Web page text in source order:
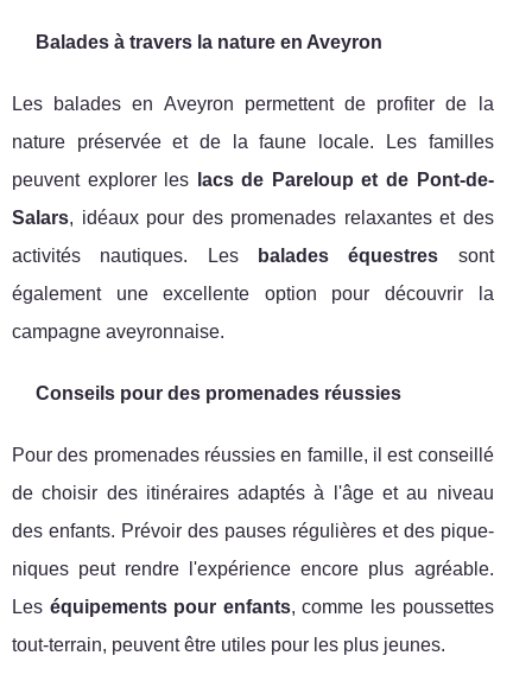
Balades à travers la nature en Aveyron
Les balades en Aveyron permettent de profiter de la
nature préservée et de la faune locale. Les familles
peuvent explorer les
lacs de Pareloup et de Pont-de-
Salars, idéaux pour des promenades relaxantes et des
activités nautiques. Les
balades équestres sont
également une excellente option pour découvrir la
campagne aveyronnaise.
Conseils pour des promenades réussies
Pour des promenades réussies en famille, il est conseillé
de choisir des itinéraires adaptés à l'âge et au niveau
des enfants. Prévoir des pauses régulières et des pique-
niques peut rendre l'expérience encore plus agréable.
Les équipements pour enfants, comme les poussettes
tout-terrain, peuvent être utiles pour les plus jeunes.